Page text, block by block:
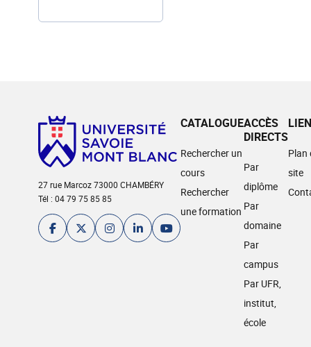
27 rue Marcoz 73000 CHAMBÉRY
Tél : 04 79 75 85 85
CATALOGUE
Rechercher un
cours
Rechercher
une formation
ACCÈS
DIRECTS
Par
diplôme
Par
domaine
Par
campus
Par UFR,
institut,
école
Plan
site